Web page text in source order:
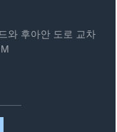
와 후아안 도로 교차